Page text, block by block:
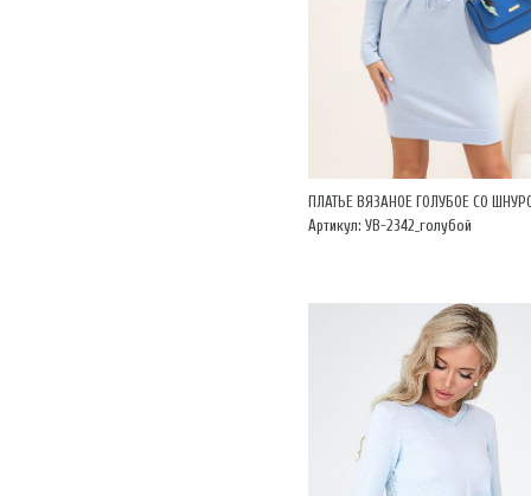
ПЛАТЬЕ ВЯЗАНОЕ ГОЛУБОЕ СО
Артикул: УВ-2342_голубой